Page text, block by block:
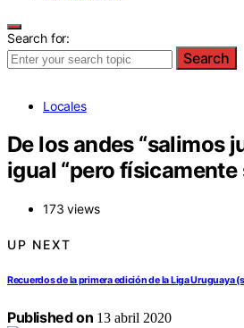
Search for:
Search
Locales
De los andes “salimos
igual “pero físicamente
173 views
UP NEXT
Recuerdos de la primera edición de la Liga Uruguaya
Published on 13 abril 2020